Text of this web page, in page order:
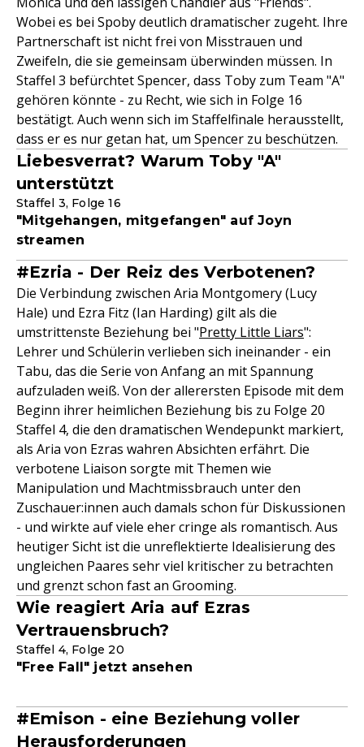
Wobei es bei Spoby deutlich dramatischer zugeht. Ihre
Partnerschaft ist nicht frei von Misstrauen und
Zweifeln, die sie gemeinsam überwinden müssen. In
Staffel 3 befürchtet Spencer, dass Toby zum Team "A"
gehören könnte - zu Recht, wie sich in Folge 16
bestätigt. Auch wenn sich im Staffelfinale herausstellt,
dass er es nur getan hat, um Spencer zu beschützen.
Liebesverrat? Warum Toby "A"
unterstützt
Staffel 3, Folge 16
"Mitgehangen, mitgefangen" auf Joyn
streamen
#Ezria - Der Reiz des Verbotenen?
Die Verbindung zwischen Aria Montgomery (Lucy
Hale) und Ezra Fitz (Ian Harding) gilt als die
umstrittenste Beziehung bei "Pretty Little Liars":
Lehrer und Schülerin verlieben sich ineinander - ein
Tabu, das die Serie von Anfang an mit Spannung
aufzuladen weiß. Von der allerersten Episode mit dem
Beginn ihrer heimlichen Beziehung bis zu Folge 20
Staffel 4, die den dramatischen Wendepunkt markiert,
als Aria von Ezras wahren Absichten erfährt. Die
verbotene Liaison sorgte mit Themen wie
Manipulation und Machtmissbrauch unter den
Zuschauer:innen auch damals schon für Diskussionen
- und wirkte auf viele eher cringe als romantisch. Aus
heutiger Sicht ist die unreflektierte Idealisierung des
ungleichen Paares sehr viel kritischer zu betrachten
und grenzt schon fast an Grooming.
Wie reagiert Aria auf Ezras
Vertrauensbruch?
Staffel 4, Folge 20
"Free Fall" jetzt ansehen
#Emison - eine Beziehung voller
Herausforderungen